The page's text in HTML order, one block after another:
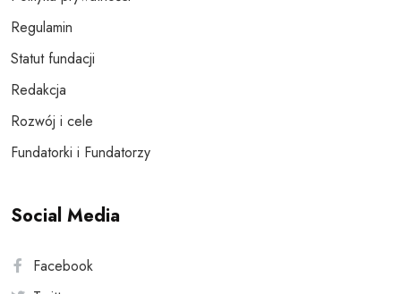
Regulamin
Statut fundacji
Redakcja
Rozwój i cele
Fundatorki i Fundatorzy
Social Media
Facebook